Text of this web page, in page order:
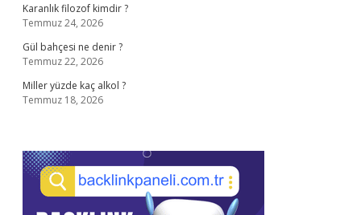
Karanlık filozof kimdir ?
Temmuz 24, 2026
Gül bahçesi ne denir ?
Temmuz 22, 2026
Miller yüzde kaç alkol ?
Temmuz 18, 2026